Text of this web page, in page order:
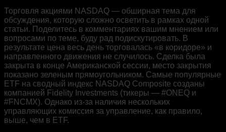
Торговля акциями NASDAQ — обширная тема для
обсуждения, которую сложно осветить в рамках одной
статьи. Поделитесь в комментариях вашим мнением или
вопросами по теме, буду рад подискутировать. В
результате цена весь день торговалась «‎в коридоре»‎ и
направленного движения не случилось. Сделка была
закрыта в конце Американской сессии, место закрытия
показано зеленым прямоугольником. Самые популярные
ETF на сводный индекс NASDAQ Composite созданы
компанией Fidelity Investments (тикеры — #ONEQ и
#FNCMX). Однако из-за наличия нескольких
управляющих комиссия за управление, как правило,
выше, чем в ETF.